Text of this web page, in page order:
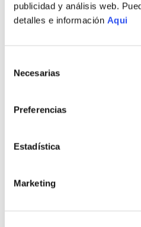
publicidad y análisis web.
detalles e información Aqui
Necesarias
Preferencias
Estadística
Marketing